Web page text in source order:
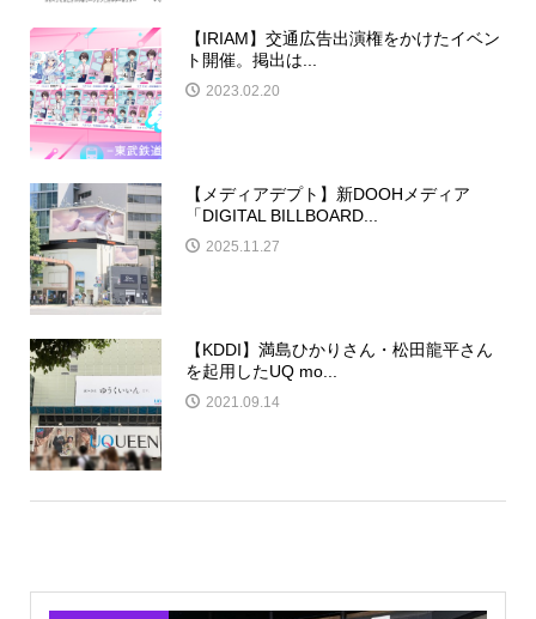
【IRIAM】交通広告出演権をかけたイベン
ト開催。掲出は...
2023.02.20
【メディアデプト】新DOOHメディア
「DIGITAL BILLBOARD...
2025.11.27
【KDDI】満島ひかりさん・松田龍平さん
を起用したUQ mo...
2021.09.14